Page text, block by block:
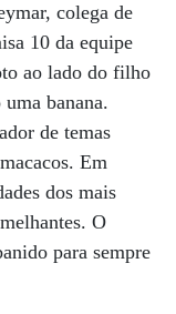
colega de
10 da equipe
ao lado do filho
banana.
de temas
Em
dos mais
O
para sempre